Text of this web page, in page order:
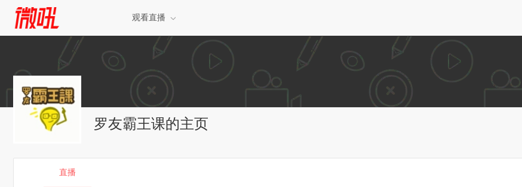
观看直播
罗友霸王课的主页
直播